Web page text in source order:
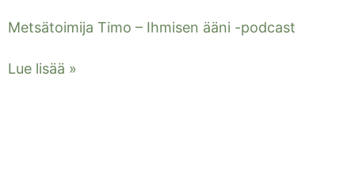
Metsätoimija Timo – Ihmisen ääni -podcast
Lue lisää »